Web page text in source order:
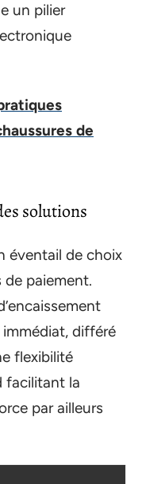
un pilier
de
solutions
éventail de choix
paiement.
différé
flexibilité
facilitant la
par ailleurs